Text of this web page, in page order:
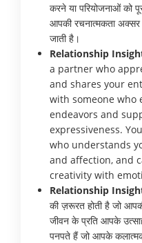
करने या परियोजनाओं को
आपकी रचनात्मकता अक्सर
जाती है।
Relationship
a partner who
and shares your
with someone who
endeavors and
expressiveness.
who understands
and affection, and
creativity with
Relationship
की ज़रूरत होती है जो
जीवन के प्रति आपके
पनपते हैं जो आपके कलात्मक